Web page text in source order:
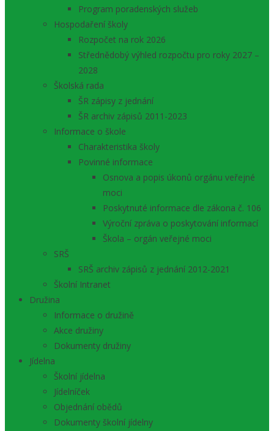
Program poradenských služeb
Hospodaření školy
Rozpočet na rok 2026
Střednědobý výhled rozpočtu pro roky 2027 –
2028
Školská rada
ŠR zápisy z jednání
ŠR archiv zápisů 2011-2023
Informace o škole
Charakteristika školy
Povinné informace
Osnova a popis úkonů orgánu veřejné
moci
Poskytnuté informace dle zákona č. 106
Výroční zpráva o poskytování informací
Škola – orgán veřejné moci
SRŠ
SRŠ archiv zápisů z jednání 2012-2021
Školní Intranet
Družina
Informace o družině
Akce družiny
Dokumenty družiny
Jídelna
Školní jídelna
Jídelníček
Objednání obědů
Dokumenty školní jídelny